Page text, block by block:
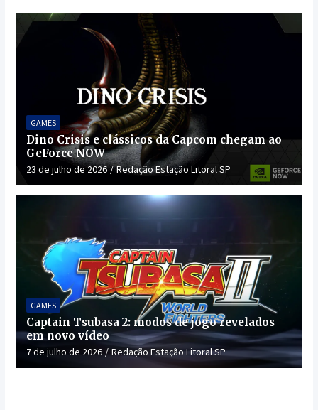
GAMES
Dino Crisis e clássicos da Capcom chegam ao
GeForce NOW
23 de julho de 2026 Redação Estação Litoral SP
GAMES
Captain Tsubasa 2: modos de jogo revelados
em novo vídeo
7 de julho de 2026 Redação Estação Litoral SP